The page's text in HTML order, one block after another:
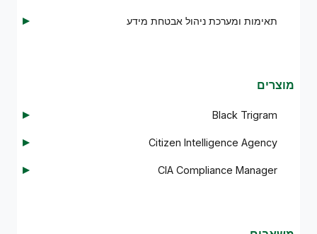
תאימות ומערכת ניהול אבטחת מידע
מוצרים
Black Trigram
Citizen Intelligence Agency
CIA Compliance Manager